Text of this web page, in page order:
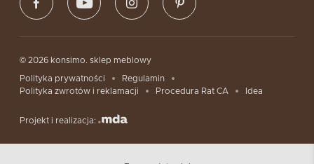
© 2026 konsimo. sklep meblowy
Polityka prywatności
Regulamin
Polityka zwrotów i reklamacji
Procedura Rat CA Idea
Projekt i realizacja: